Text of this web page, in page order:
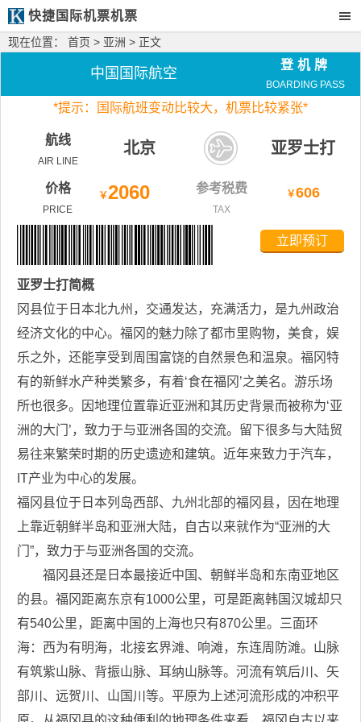
快捷国际机票机票
现在位置： 首页 > 亚洲 > 正文
中国国际航空
登机牌
BOARDING PASS
*提示：国际航班变动比较大， 机票比较紧张*
航线
AIR LINE
北京 亚罗士打
价格
PRICE
￥2060 参考税费
TAX
￥606
立即预订
亚罗士打简概
冈县位于日本北九州，交通发达，充满活力，是九州政治
经济文化的中心。福冈的魅力除了都市里购物，美食，娱
乐之外，还能享受到周围富饶的自然景色和温泉。福冈特
有的新鲜水产种类繁多，有着‘食在福冈’之美名。游乐场
所也很多。因地理位置靠近亚洲和其历史背景而被称为‘亚
洲的大门’，致力于与亚洲各国的交流。留下很多与大陆贸
易往来繁荣时期的历史遗迹和建筑。近年来致力于汽车，
IT产业为中心的发展。
福冈县位于日本列岛西部、九州北部的福冈县，因在地理
上靠近朝鲜半岛和亚洲大陆，自古以来就作为“亚洲的大
门”，致力于与亚洲各国的交流。
福冈县还是日本最接近中国、朝鲜半岛和东南亚地区
的县。福冈距离东京有1000公里，可是距离韩国汉城却只
有540公里，距离中国的上海也只有870公里。三面环
海：西为有明海，北接玄界滩、响滩，东连周防滩。山脉
有筑紫山脉、背振山脉、耳纳山脉等。河流有筑后川、矢
部川、远贺川、山国川等。平原为上述河流形成的冲积平